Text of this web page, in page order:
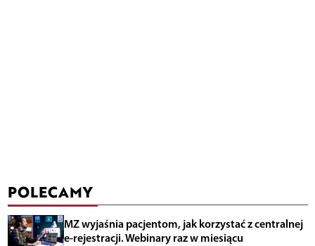
POLECAMY
MZ wyjaśnia pacjentom, jak korzystać z centralnej
e-rejestracji. Webinary raz w miesiącu